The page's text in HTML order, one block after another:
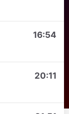
16:54
20:11